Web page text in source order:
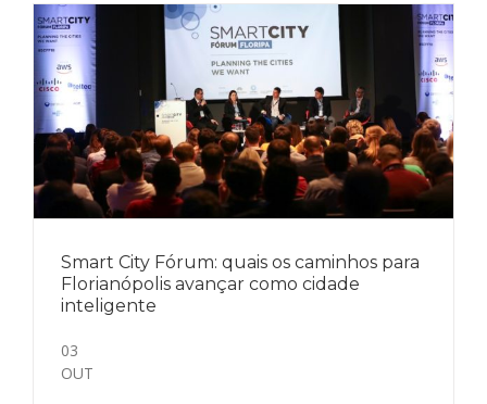
Smart City Fórum: quais os caminhos para
Florianópolis avançar como cidade
inteligente
03
OUT